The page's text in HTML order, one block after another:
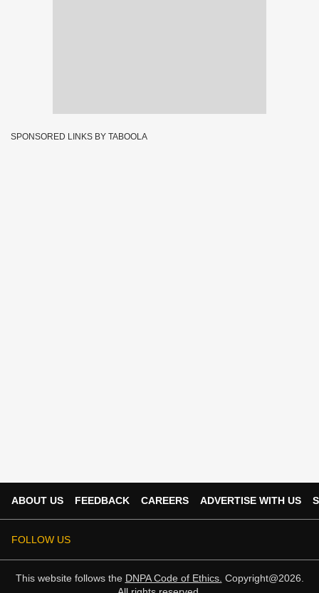
SPONSORED LINKS BY TABOOLA
ABOUT US FEEDBACK CAREERS ADVERTISE WITH US
FOLLOW US
This website follows the DNPA Code of Ethics. Copyright@2026.